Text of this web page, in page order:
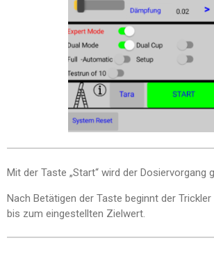
Mit der Taste „Start“ wird der Dosiervorgang
Nach Betätigen der Taste beginnt der
bis zum eingestellten Zielwert.